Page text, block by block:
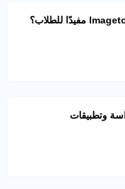
وتطبيقات